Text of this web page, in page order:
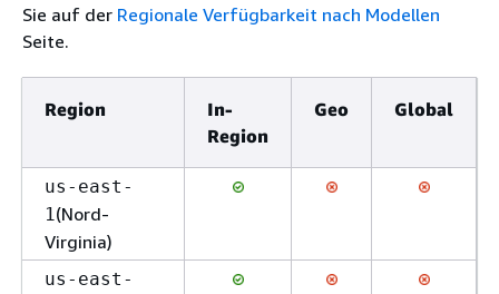
Sie auf der Regionale Verfügbarkeit nach Modellen
Seite.
Region
In-
Region
Geo Global
us-east-
1(Nord-
Virginia)
us-east-